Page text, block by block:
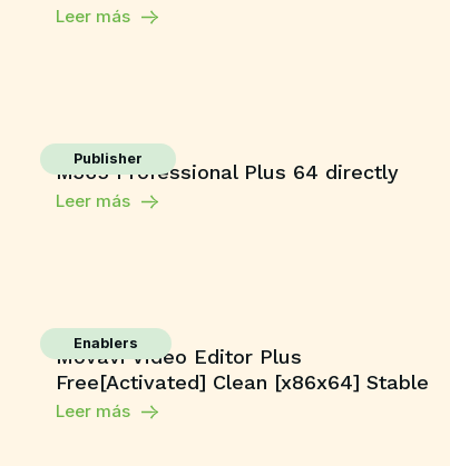
Leer más
Publisher
M365 Professional Plus 64 directly
Leer más
Enablers
Movavi Video Editor Plus
Free[Activated] Clean [x86x64] Stable
Leer más